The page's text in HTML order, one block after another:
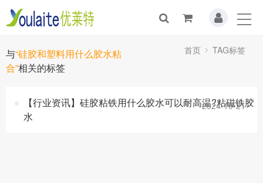
与“硅胶和塑料用什么胶水粘
合”相关的标签
首页 TAG标签
【行业资讯】硅胶粘铁用什么胶水可以耐高温?粘磁铁胶
水
2024-10-21